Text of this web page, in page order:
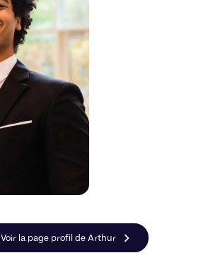
Voir la page profil de Arthur